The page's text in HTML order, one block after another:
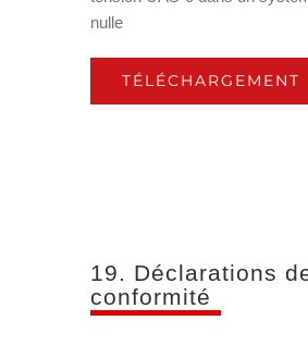
nulle
TÉLÉCHARGEMENT
19. Déclarations
conformité